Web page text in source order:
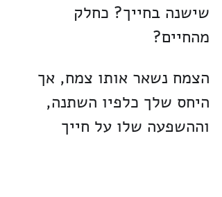
שישנה בחייך? כחלק
מהחיים?
הצמח נשאר אותו צמח, אך
היחס שלך כלפיו השתנה,
וההשפעה שלו על חייך